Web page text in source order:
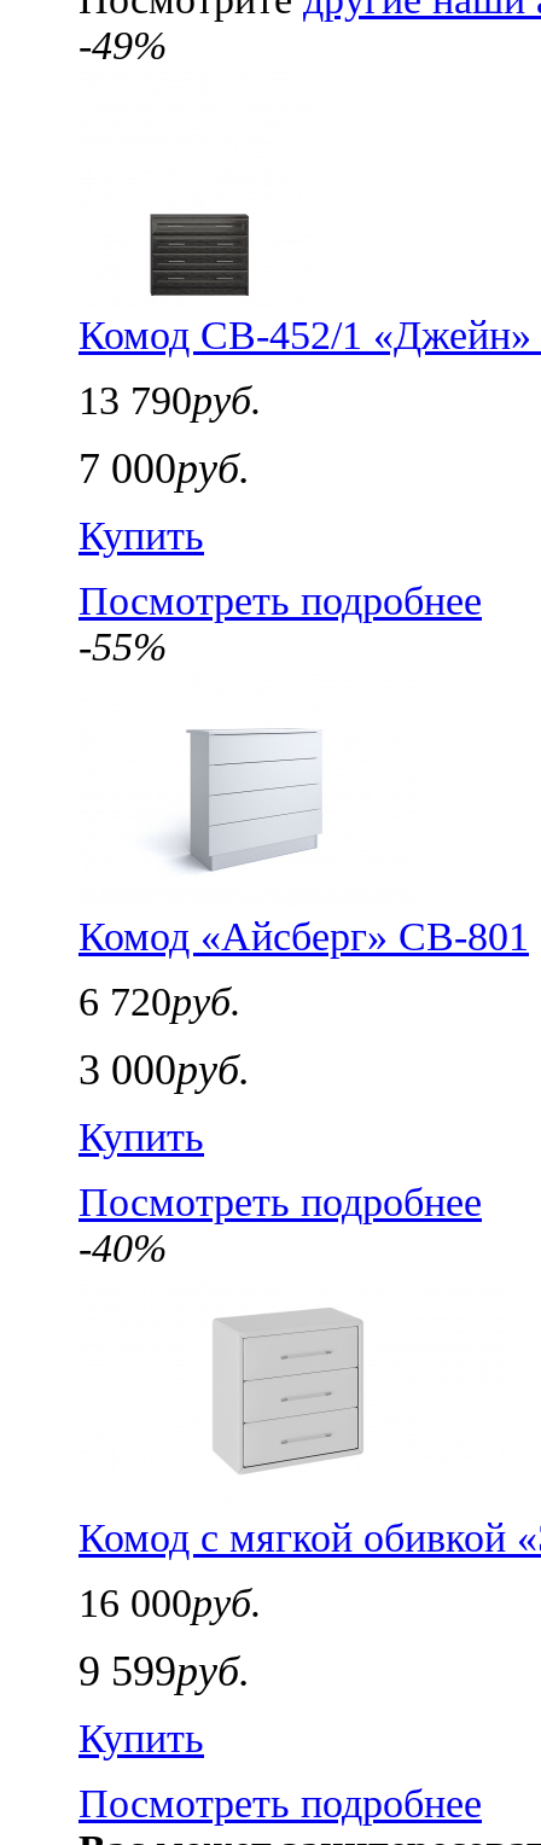
-49%
Комод СВ-452/1 «Джейн»
13 790руб.
7 000руб.
Купить
Посмотреть подробнее
-55%
Комод «Айсберг» СВ-801
6 720руб.
3 000руб.
Купить
Посмотреть подробнее
-40%
Комод с мягкой обивкой
16 000руб.
9 599руб.
Купить
Посмотреть подробнее